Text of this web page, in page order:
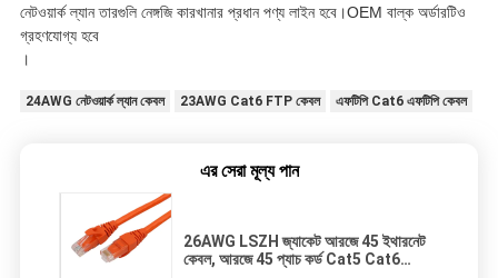
নেটওয়ার্ক ল্যান তারগুলি নেঙ্গজি কারখানার প্রধান পণ্য লাইন হবে।OEM বাল্ক অর্ডারটিও
গ্রহণযোগ্য হবে
।
24AWG নেটওয়ার্ক ল্যান কেবল 23AWG Cat6 FTP কেবল এফটিপি Cat6 এফটিপি কেবল
এর সেরা মূল্য পান
26AWG LSZH জ্যাকেট আরজে 45 ইথারনেট
কেবল, আরজে 45 প্যাচ কর্ড Cat5 Cat6